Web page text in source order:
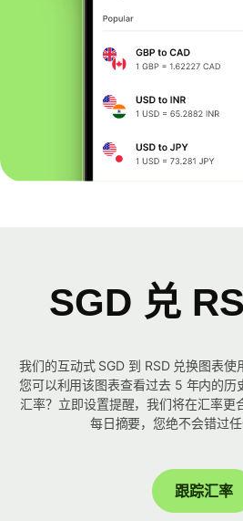
SGD 兑
我们的互动式 SGD 到 RSD 兑换图表使
您可以利用该图表查看过去 5 年内的历
汇率？立即设置提醒，我们将在汇率更
每日摘要，您绝不会错过任
跟踪汇率